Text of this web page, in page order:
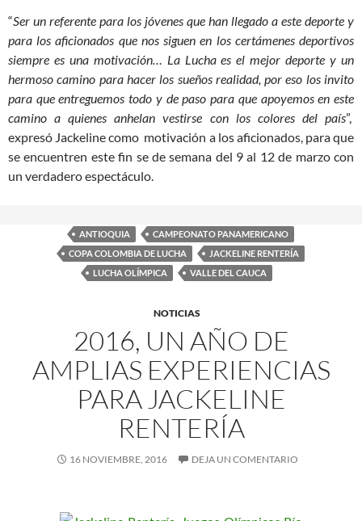
“Ser un referente para los jóvenes que han llegado a este deporte y
para los aficionados que nos siguen en los certámenes deportivos
siempre es una motivación… La Lucha es el mejor deporte y un
hermoso camino para hacer los sueños realidad, por eso los invito
para que entreguemos todo y de paso para que apoyemos en este
camino a quienes anhelan vestirse con los colores del país”,
expresó Jackeline como motivación a los aficionados, para que
se encuentren este fin se de semana del 9 al 12 de marzo con
un verdadero espectáculo.
ANTIOQUIA
CAMPEONATO PANAMERICANO
COPA COLOMBIA DE LUCHA
JACKELINE RENTERÍA
LUCHA OLÍMPICA
VALLE DEL CAUCA
NOTICIAS
2016, UN AÑO DE
AMPLIAS EXPERIENCIAS
PARA JACKELINE
RENTERÍA
16 NOVIEMBRE, 2016 DEJA UN COMENTARIO